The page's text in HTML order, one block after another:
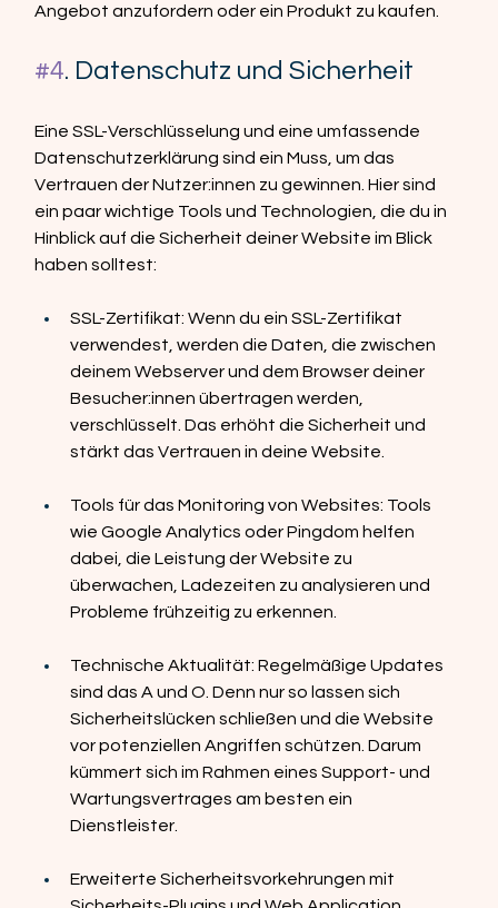
Angebot anzufordern oder ein Produkt zu kaufen.
#4. Datenschutz und Sicherheit
Eine SSL-Verschlüsselung und eine umfassende
Datenschutzerklärung sind ein Muss, um das
Vertrauen der Nutzer:innen zu gewinnen. Hier sind
ein paar wichtige Tools und Technologien, die du in
Hinblick auf die Sicherheit deiner Website im Blick
haben solltest:
SSL-Zertifikat: Wenn du ein SSL-Zertifikat
verwendest, werden die Daten, die zwischen
deinem Webserver und dem Browser deiner
Besucher:innen übertragen werden,
verschlüsselt. Das erhöht die Sicherheit und
stärkt das Vertrauen in deine Website.
Tools für das Monitoring von Websites: Tools
wie Google Analytics oder Pingdom helfen
dabei, die Leistung der Website zu
überwachen, Ladezeiten zu analysieren und
Probleme frühzeitig zu erkennen.
Technische Aktualität: Regelmäßige Updates
sind das A und O. Denn nur so lassen sich
Sicherheitslücken schließen und die Website
vor potenziellen Angriffen schützen. Darum
kümmert sich im Rahmen eines Support- und
Wartungsvertrages am besten ein
Dienstleister.
Erweiterte Sicherheitsvorkehrungen mit